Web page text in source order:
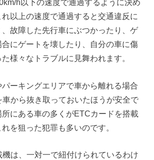
h以下の速度で通過するように決め
以上の速度で通過すると交通違反に
故障した先行車にぶつかったり、ゲ
にゲートを壊したり、自分の車に傷
様々なトラブルに見舞われます。
ーキングエリアで車から離れる場合
から抜き取っておいたほうが安全で
にある車の多くがETCカードを搭載
を狙った犯罪も多いのです。
は、一対一で紐付けられているわけ